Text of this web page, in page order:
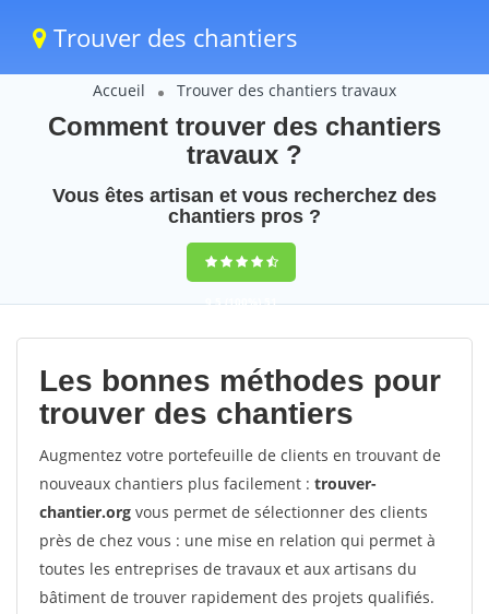
Trouver des chantiers
Accueil Trouver des chantiers travaux
Comment trouver des chantiers
travaux ?
Vous êtes artisan et vous recherchez des
chantiers pros ?
9,5(100%)51
votes
Les bonnes méthodes pour
trouver des chantiers
Augmentez votre portefeuille de clients en trouvant de
nouveaux chantiers plus facilement : trouver-
chantier.org vous permet de sélectionner des clients
près de chez vous : une mise en relation qui permet à
toutes les entreprises de travaux et aux artisans du
bâtiment de trouver rapidement des projets qualifiés.